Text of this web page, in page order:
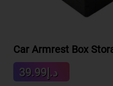
Car Armrest Box
Sale
price
د.إ39.99
price